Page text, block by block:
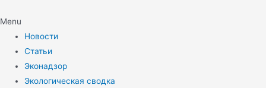
Menu
Новости
Статьи
Эконадзор
Экологическая сводка